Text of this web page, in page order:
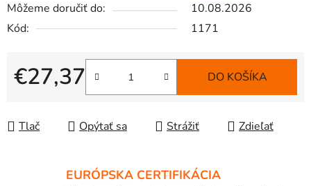
Môžeme doručiť do:
10.08.2026
Kód:
1171
€27,37
Jednotková cena:
DO KOŠÍKA
Tlač Opýtať sa Strážiť Zdieľať
EURÓPSKA CERTIFIKÁCIA